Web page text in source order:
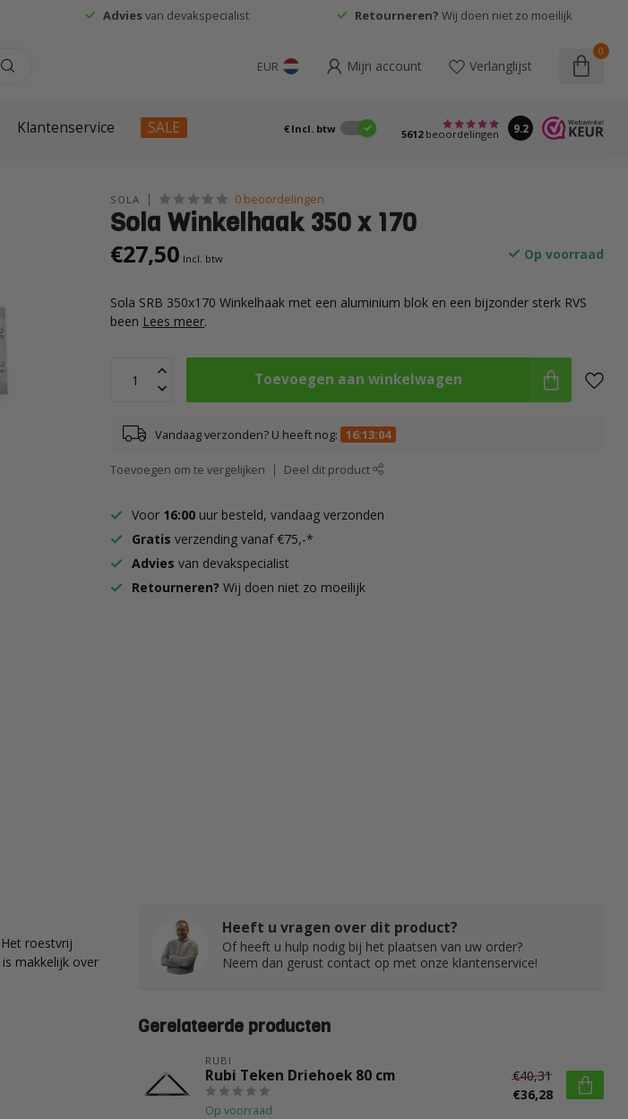
Adviesvan devakspecialist Retourneren? Wij doen niet zo moeilijk
EUR Mijn account Verlanglijst
0
Klantenservice SALE € Incl. btw 5612beoordelingen 9.2
SOLA 0 beoordelingen
Sola Winkelhaak 350 x 170
€27,50 Incl. btw Op voorraad
Sola SRB 350x170 Winkelhaak met een aluminium blok en een bijzonder sterk RVS
been Lees meer.
Toevoegen aan winkelwagen
Vandaag verzonden? U heeft nog: 16:13:03
Toevoegen om te vergelijken Deel dit product
Voor 16:00 uur besteld, vandaag verzonden
Gratis verzending vanaf €75,-*
Advies van devakspecialist
Retourneren?Wij doen niet zo moeilijk
roestvrij
makkelijk over
Heeft u vragen over dit product?
Of heeft u hulp nodig bij het plaatsen van uw order?
Neem dan gerust contact op met onze klantenservice!
Gerelateerde producten
RUBI
Rubi Teken Driehoek 80 cm
Op voorraad
€40,31
€36,28